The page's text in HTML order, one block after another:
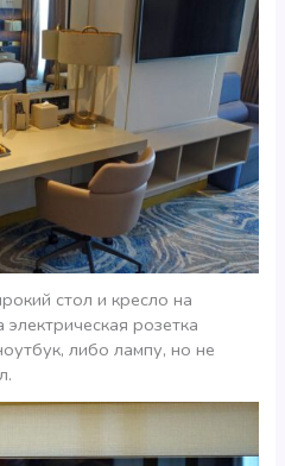
стол и кресло на
розетка
либо лампу, но не